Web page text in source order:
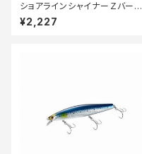
ショアラインシャイナーＺバーテ
ィスＲ98Ｓ ＬＩ
¥2,227